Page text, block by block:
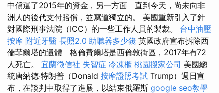
中償還了2015年的資金，另一方面，直到今天，尚未向非
洲人的後代支付賠償，並寫道獨立的。 美國重新引入了針
對國際刑事法院（ICC）的一些工作人員的製裁。 台中油壓
按摩 附近牙醫 長照2.0 助聽器多少錢 英國政府宣布拆除西
倫菲爾塔的遺體，格倫費爾塔是西倫敦街區，2017年有72
人死亡。 宜蘭徵信社 失智症 冷凍櫃 桃園搬家公司 美國總
統唐納德·特朗普（Donald 按摩證照考試 Trump）週日宣
布，在談判中取得了進展，以結束俄羅斯 google seo教學